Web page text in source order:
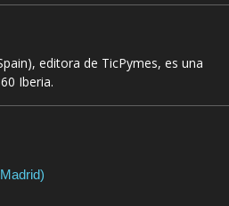
editora de TicPymes, es una
Iberia.